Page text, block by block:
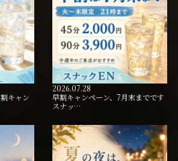
キャン
2026.07.28
早割キャンペーン、7月末までです
スナッ…